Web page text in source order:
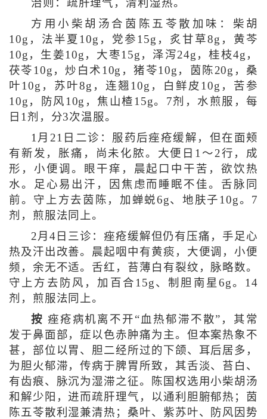
治则：疏肝理气，清利湿热。
方用小柴胡汤合茵陈五苓散加味：柴胡
10g，法半夏10g，党参15g，炙甘草8g，黄芩
10g，生姜10g，大枣15g，泽泻24g，桂枝4g，
茯苓10g，炒白术10g，猪苓10g，茵陈20g，桑
叶10g，苏叶8g，连翘10g，白鲜皮10g，苦参
10g，防风10g，焦山楂15g。7剂，水煎服，每
日1剂，分3次温服。
1月21日二诊：服药后痤疮缓解，但在面颊
有新发，胀痛，尚未化脓。大便日1～2行，成
形，小便调。眼干痒，晨起口中干苦，欲饮热
水。足心易出汗，因焦虑而睡眠不佳。舌脉同
前。守上方去茵陈，加蝉蜕6g、地肤子10g。7
剂，煎服法同上。
2月4日三诊：痤疮缓解但仍有压痛，手足心
热及汗出改善。晨起咽中有黄痰，大便调，小便
频，余无不适。舌红，苔薄白有裂纹，脉略数。
守上方去防风，加百合15g、制胆南星6g。14
剂，煎服法同上。
按 痤疮病机离不开“血热郁滞不散”，其常
发于鼻面部，症以色赤肿痛为主。但本案热象不
甚，部位以胃、胆二经所过的下颌、耳后居多，
为胆火郁滞，传病于脾胃所致，其舌淡、苔白、
有齿痕、脉沉为湿滞之征。陈国权选用小柴胡汤
和解少阳，进而疏肝理气，以通利胆腑郁热；茵
陈五苓散利湿兼清热；桑叶、紫苏叶、防风因势